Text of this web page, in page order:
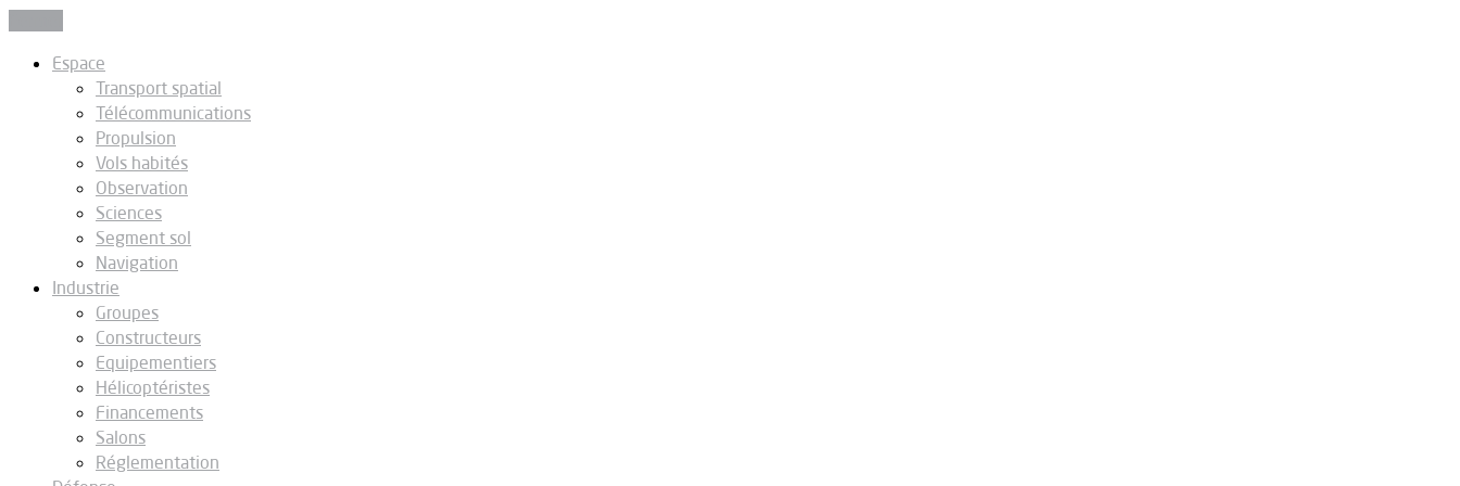
Espace
Transport spatial
Télécommunications
Propulsion
Vols habités
Observation
Sciences
Segment sol
Navigation
Industrie
Groupes
Constructeurs
Equipementiers
Hélicoptéristes
Financements
Salons
Réglementation